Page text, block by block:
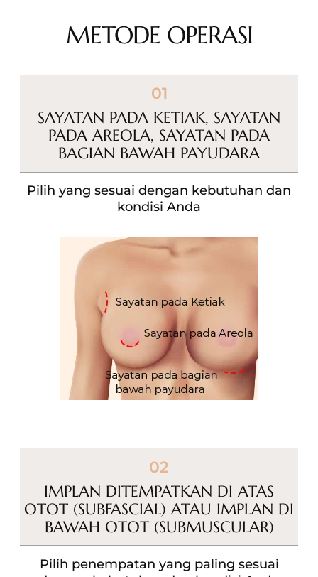
METODE OPERASI
01
SAYATAN PADA KETIAK, SAYATAN
PADA AREOLA, SAYATAN PADA
BAGIAN BAWAH PAYUDARA
Pilih yang sesuai dengan kebutuhan dan
kondisi Anda
02
IMPLAN DITEMPATKAN DI ATAS
OTOT (SUBFASCIAL) ATAU IMPLAN DI
BAWAH OTOT (SUBMUSCULAR)
Pilih penempatan yang paling sesuai